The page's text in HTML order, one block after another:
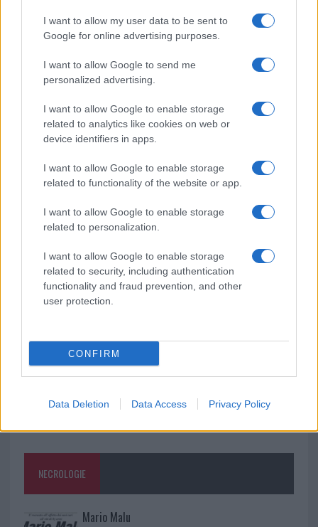
I want to allow my user data to be sent to
Google for online advertising purposes.
I want to allow Google to send me
personalized advertising.
I want to allow Google to enable storage
related to analytics like cookies on web or
device identifiers in apps.
I want to allow Google to enable storage
related to functionality of the website or app.
I want to allow Google to enable storage
related to personalization.
I want to allow Google to enable storage
related to security, including authentication
functionality and fraud prevention, and other
user protection.
CONFIRM
Data Deletion Data Access Privacy Policy
Meteo Olbia 9 agosto, temperature in calo
va avanti: “Sicilia, ci sono”
mondo per una notte
Giorgia Meloni a La Maddalena, la vicesindaco:
“Orgoglio e discrezione per visita privata̶…
Incendio nella notte a Olbia, a fuoco due furgoni
NECROLOGIE
Mario Malu